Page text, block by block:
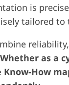
is
tailored to
Whether as a
Know-How